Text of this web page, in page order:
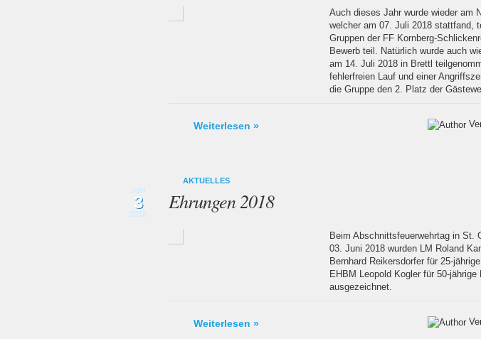
Auch dieses Jahr wurde wieder am
welcher am 07. Juli 2018 stattfand,
Gruppen der FF Kornberg-
Bewerb teil. Natürlich wurde auch
am 14. Juli 2018 in Brettl
fehlerfreien Lauf und einer
die Gruppe den 2. Platz der
Weiterlesen »
Juni
3
2018
AKTUELLES
Ehrungen 2018
Beim Abschnittsfeuerwehrtag in St.
03. Juni 2018 wurden LM Roland
Bernhard Reikersdorfer für 25-
EHBM Leopold Kogler für 50-
ausgezeichnet.
Weiterlesen »